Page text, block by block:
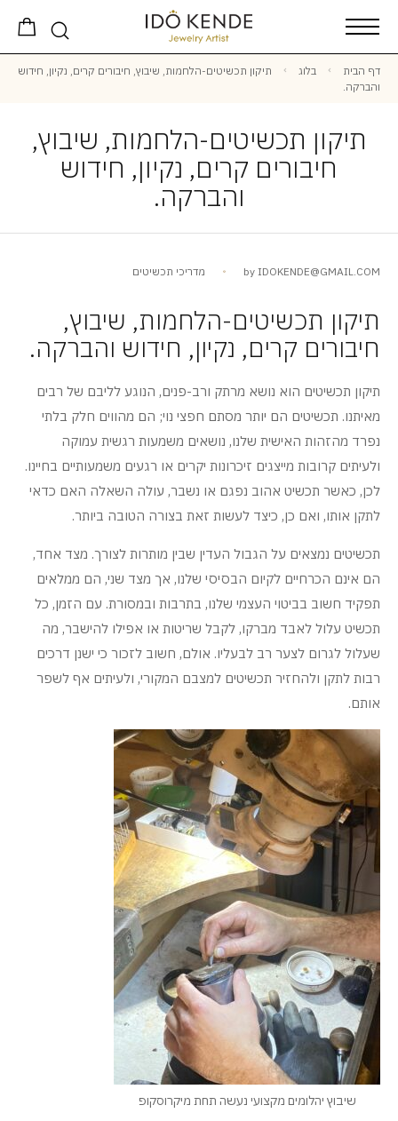
דף הבית בלוג
תיקון תכשיטים-הלחמות, שיבוץ, חיבורים קרים, נקיון, חידוש
והברקה.
תיקון תכשיטים-הלחמות, שיבוץ,
חיבורים קרים, נקיון, חידוש
והברקה.
by IDOKENDE@GMAIL.COM מדריכי תכשיטים
תיקון תכשיטים-הלחמות, שיבוץ,
חיבורים קרים, נקיון, חידוש והברקה.
תיקון תכשיטים הוא נושא מרתק ורב-פנים, הנוגע לליבם של רבים
מאיתנו. תכשיטים הם יותר מסתם חפצי נוי; הם מהווים חלק בלתי
נפרד מהזהות האישית שלנו, נושאים משמעות רגשית עמוקה
ולעיתים קרובות מייצגים זיכרונות יקרים או רגעים משמעותיים בחיינו.
לכן, כאשר תכשיט אהוב נפגם או נשבר, עולה השאלה האם כדאי
לתקן אותו, ואם כן, כיצד לעשות זאת בצורה הטובה ביותר.
תכשיטים נמצאים על הגבול העדין שבין מותרות לצורך. מצד אחד,
הם אינם הכרחיים לקיום הבסיסי שלנו, אך מצד שני, הם ממלאים
תפקיד חשוב בביטוי העצמי שלנו, בתרבות ובמסורת. עם הזמן, כל
תכשיט עלול לאבד מברקו, לקבל שריטות או אפילו להישבר, מה
שעלול לגרום לצער רב לבעליו. אולם, חשוב לזכור כי ישנן דרכים
רבות לתקן ולהחזיר תכשיטים למצבם המקורי, ולעיתים אף לשפר
אותם.
שיבוץ יהלומים מקצועי נעשה תחת מיקרוסקופ